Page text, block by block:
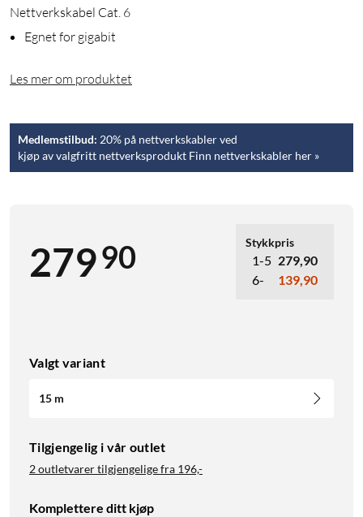
Nettverkskabel Cat. 6
Egnet for gigabit
Les mer om produktet
Medlemstilbud: 20% på nettverkskabler ved
kjøp av valgfritt nettverksprodukt Finn nettverkskabler her »
27990 Stykkpris
1-5 279,90
6-
139,90
Valgt variant
15 m
Tilgjengelig i vår outlet
2 outletvarer tilgjengelige fra 196,-
Komplettere ditt kjøp